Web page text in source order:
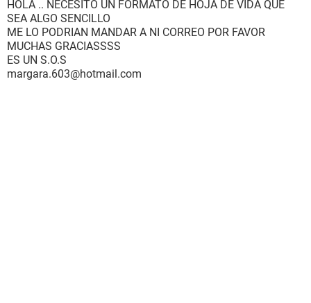
HOLA .. NECESITO UN FORMATO DE HOJA DE VIDA QUE
SEA ALGO SENCILLO
ME LO PODRIAN MANDAR A NI CORREO POR FAVOR
MUCHAS GRACIASSSS
ES UN S.O.S
margara.603@hotmail.com